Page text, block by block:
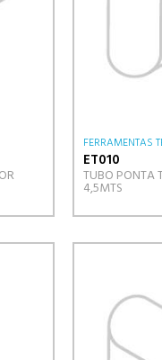
FERRAMENTAS
ET010
TUBO PONTA
4,5MTS